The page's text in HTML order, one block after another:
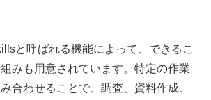
と呼ばれる機能によって、できるこ
みも用意されています。特定の作業
合わせることで、調査、資料作成、